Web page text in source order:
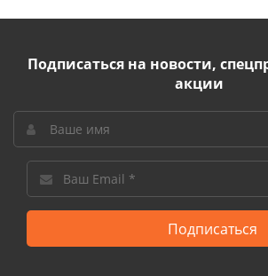
Подписаться на новости,
акции
Подписаться